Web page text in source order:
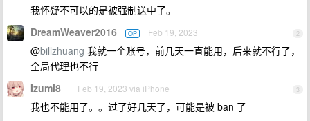
我怀疑不可以的是被强制送中了。
2
DreamWeaver2016 OP Feb 19, 2023
@billzhuang 我就一个账号，前几天一直能用，后来就不行了，
全局代理也不行
3
Izumi8 Feb 19, 2023 via iPhone
我也不能用了。。过了好几天了，可能是被 ban 了